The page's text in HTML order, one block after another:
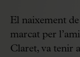
El naixement
marcat per
Claret, va tenir